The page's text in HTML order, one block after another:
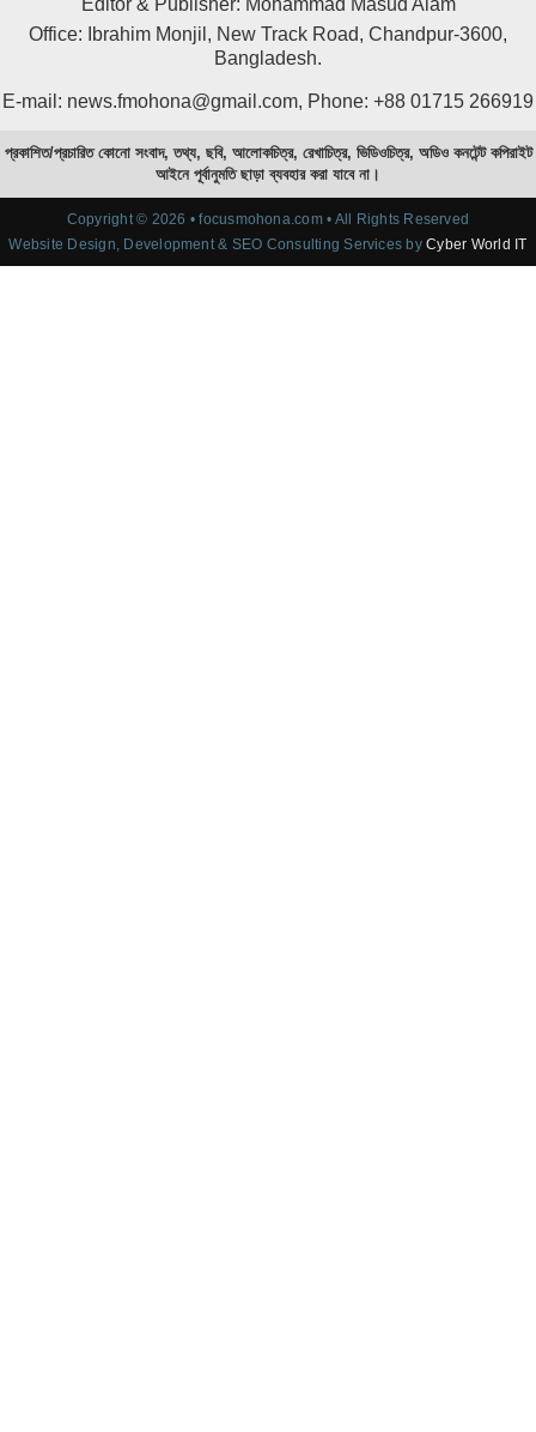
Office: Ibrahim Monjil, New Track Road, Chandpur-3600,
Bangladesh.
E-mail: news.fmohona@gmail.com, Phone: +88 01715 266919
প্রকাশিত/প্রচারিত কোনো সংবাদ, তথ্য, ছবি, আলোকচিত্র, রেখাচিত্র, ভিডিওচিত্র, অডিও কনটেন্ট কপিরাইট
আইনে পূর্বানুমতি ছাড়া ব্যবহার করা যাবে না।
Copyright © 2026 • focusmohona.com • All Rights Reserved
Website Design, Development & SEO Consulting Services byCyber World IT